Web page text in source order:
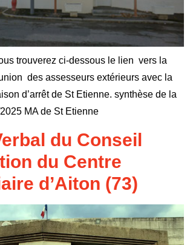
trouverez ci-dessous le lien vers la
des assesseurs extérieurs avec la
d’arrêt de St Etienne. synthèse de la
MA de St Etienne
du Conseil
du Centre
d’Aiton (73)